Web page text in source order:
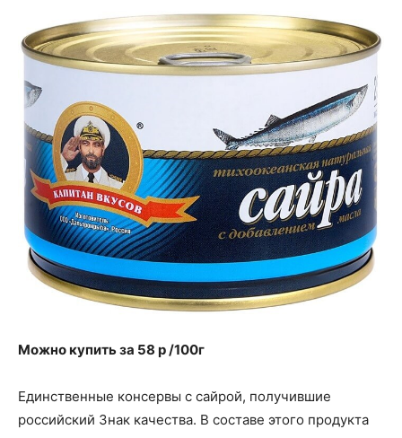
Можно купить за 58 p /100г
Единственные консервы с сайрой, получившие
российский Знак качества. В составе этого продукта